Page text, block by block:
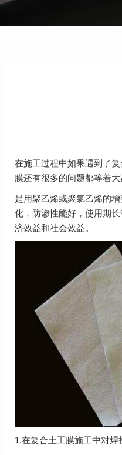
在施工过程中如果遇到了复
膜还有很多的问题都等着
是用聚乙烯或聚氯乙烯的
化，防渗性能好，使用期
济效益和社会效益。
1.在复合土工膜施工中对